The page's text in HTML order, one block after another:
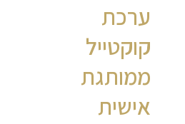
ערכת
קוקטייל
ממותגת
אישית